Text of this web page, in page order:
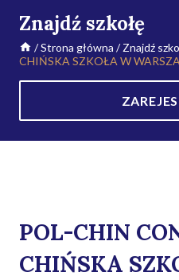
Znajdź szkołę
/Strona główna /Znajdź
CHIŃSKA SZKOŁA W
POL-CHIN
CHIŃSKA